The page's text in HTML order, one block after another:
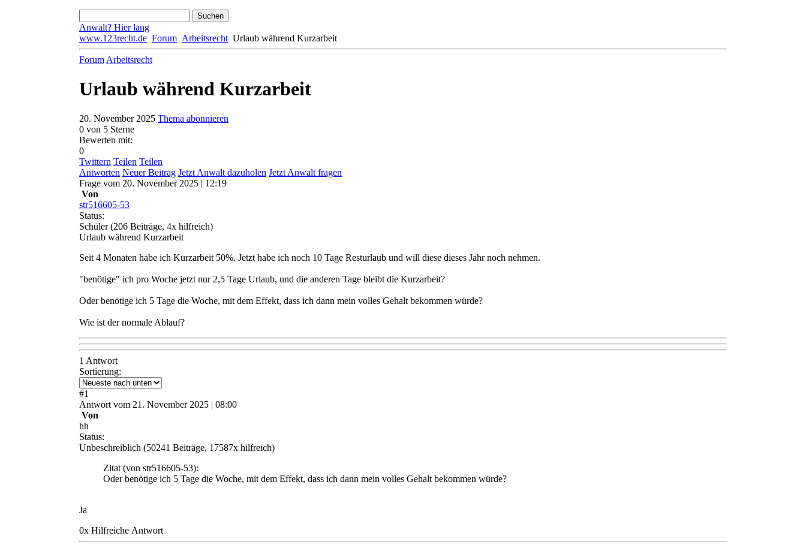
Anwalt? Hier lang
www.123recht.de Forum Arbeitsrecht Urlaub während Kurzarbeit
Forum Arbeitsrecht
Urlaub während Kurzarbeit
20. November 2025 Thema abonnieren
0 von 5 Sterne
Bewerten mit:
0
Twittern Teilen Teilen
Antworten Neuer Beitrag Jetzt Anwalt dazuholen Jetzt Anwalt fragen
Frage vom 20. November 2025 | 12:19
Von
str516605-53
Status:
Schüler (206 Beiträge, 4x hilfreich)
Urlaub während Kurzarbeit
Seit 4 Monaten habe ich Kurzarbeit 50%. Jetzt habe ich noch 10 Tage Resturlaub und will diese dieses Jahr noch nehmen.
"benötige" ich pro Woche jetzt nur 2,5 Tage Urlaub, und die anderen Tage bleibt die Kurzarbeit?
Oder benötige ich 5 Tage die Woche, mit dem Effekt, dass ich dann mein volles Gehalt bekommen würde?
Wie ist der normale Ablauf?
1 Antwort
Sortierung:
#1
Antwort vom 21. November 2025 | 08:00
Von
hh
Status:
Unbeschreiblich (50241 Beiträge, 17587x hilfreich)
Zitat (von str516605-53):
Oder benötige ich 5 Tage die Woche, mit dem Effekt, dass ich dann mein volles Gehalt bekommen würde?
Ja
0x Hilfreiche Antwort